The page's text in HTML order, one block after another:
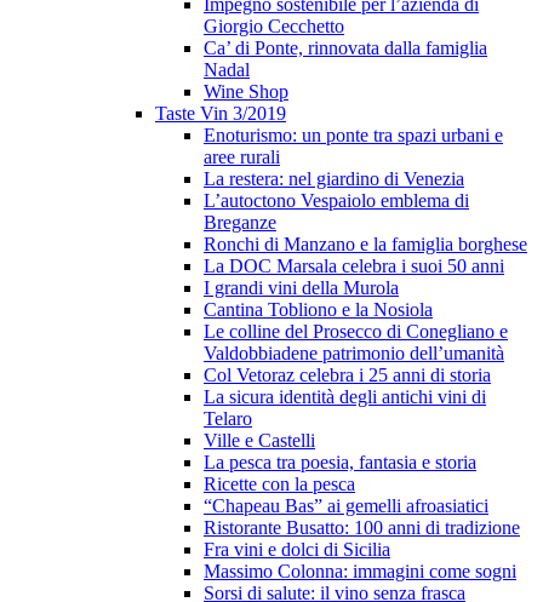
Impegno sostenibile per l’azienda di
Giorgio Cecchetto
Ca’ di Ponte, rinnovata dalla famiglia
Nadal
Wine Shop
Taste Vin 3/2019
Enoturismo: un ponte tra spazi urbani e
aree rurali
La restera: nel giardino di Venezia
L’autoctono Vespaiolo emblema di
Breganze
Ronchi di Manzano e la famiglia borghese
La DOC Marsala celebra i suoi 50 anni
I grandi vini della Murola
Cantina Tobliono e la Nosiola
Le colline del Prosecco di Conegliano e
Valdobbiadene patrimonio dell’umanità
Col Vetoraz celebra i 25 anni di storia
La sicura identità degli antichi vini di
Telaro
Ville e Castelli
La pesca tra poesia, fantasia e storia
Ricette con la pesca
“Chapeau Bas” ai gemelli afroasiatici
Ristorante Busatto: 100 anni di tradizione
Fra vini e dolci di Sicilia
Massimo Colonna: immagini come sogni
Sorsi di salute: il vino senza frasca